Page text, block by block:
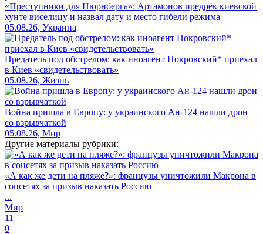
«Преступники для Нюрнберга»: Артамонов предрёк киевской
хунте виселицу и назвал дату и место гибели режима
05.08.26, Украина
Предатель под обстрелом: как иноагент Покровский* приехал
в Киев «свидетельствовать»
05.08.26, Жизнь
Война пришла в Европу: у украинского Ан-124 нашли дрон
со взрывчаткой
05.08.26, Мир
Другие материалы рубрики:
«А как же дети на пляже?»: французы уничтожили Макрона в
соцсетях за призыв наказать Россию
...
Мир
11
0